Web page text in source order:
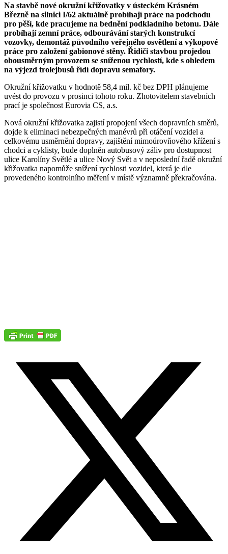
Na stavbě nové okružní křižovatky v ústeckém Krásném
Březně na silnici I/62 aktuálně probíhají práce na podchodu
pro pěší, kde pracujeme na bednění podkladního betonu. Dále
probíhají zemní práce, odbourávání starých konstrukcí
vozovky, demontáž původního veřejného osvětlení a výkopové
práce pro založení gabionové stěny. Řidiči stavbou projedou
obousměrným provozem se sníženou rychlostí, kde s ohledem
na výjezd trolejbusů řídí dopravu semafory.
Okružní křižovatku v hodnotě 58,4 mil. kč bez DPH plánujeme
uvést do provozu v prosinci tohoto roku. Zhotovitelem stavebních
prací je společnost Eurovia CS, a.s.
Nová okružní křižovatka zajistí propojení všech dopravních směrů,
dojde k eliminaci nebezpečných manévrů při otáčení vozidel a
celkovému usměrnění dopravy, zajištění mimoúrovňového křížení s
chodci a cyklisty, bude doplněn autobusový záliv pro dostupnost
ulice Karolíny Světlé a ulice Nový Svět a v neposlední řadě okružní
křižovatka napomůže snížení rychlosti vozidel, která je dle
provedeného kontrolního měření v místě významně překračována.